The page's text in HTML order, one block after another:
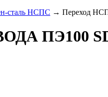
сталь НСПС → Переход
ПЭ100